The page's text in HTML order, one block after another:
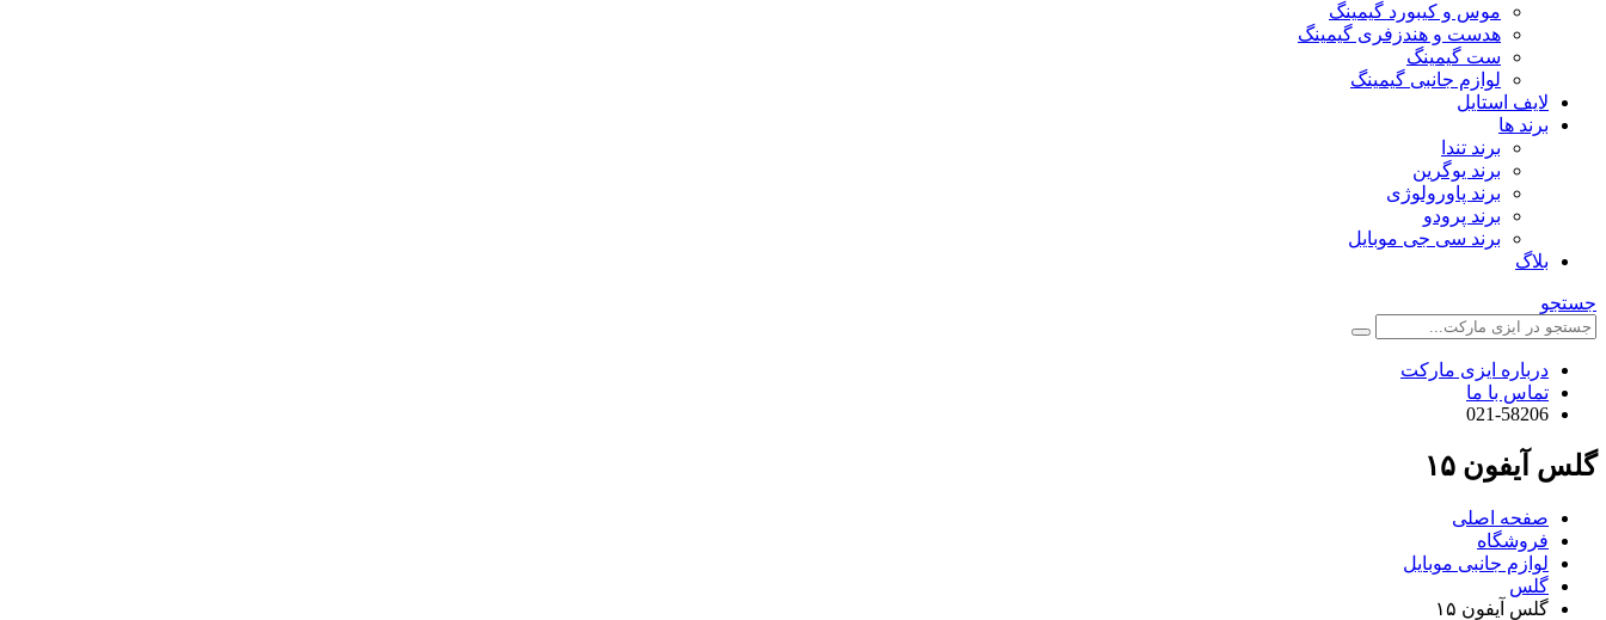
موس و کیبورد گیمینگ
هدست و هندزفری گیمینگ
ست گیمینگ
لوازم جانبی گیمینگ
لایف استایل
برند ها
برند تندا
برند یوگرین
برند پاورولوژی
برند پرودو
برند سی جی موبایل
بلاگ
جستجو
درباره ایزی مارکت
تماس با ما
021-58206
گلس آیفون ۱۵
صفحه اصلی
فروشگاه
لوازم جانبی موبایل
گلس
گلس آیفون ۱۵